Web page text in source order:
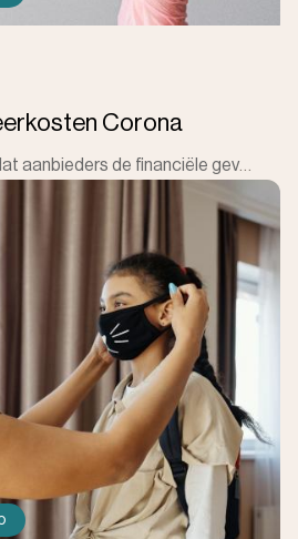
Corona
Om te voorkomen dat aanbieders de financiële gevolgen van de corona crisis niet meer kunnen dragen, zijn in 2020 landelijk afspraken gemaakt. Deze afs